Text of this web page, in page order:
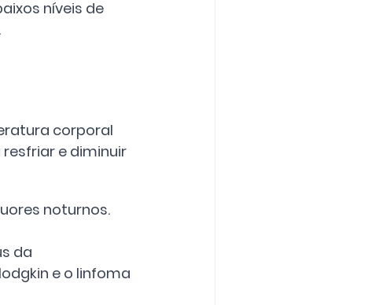
níveis de
corporal
e diminuir
noturnos.
da
e o linfoma